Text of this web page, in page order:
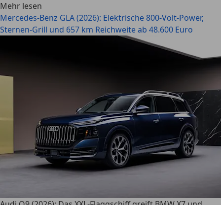
Mehr lesen
Mercedes-Benz GLA (2026): Elektrische 800-Volt-Power,
Sternen-Grill und 657 km Reichweite ab 48.600 Euro